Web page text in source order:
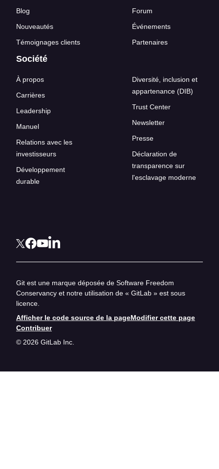
Blog
Nouveautés
Témoignages clients
Forum
Événements
Partenaires
Société
À propos
Carrières
Leadership
Manuel
Relations avec les
investisseurs
Développement
durable
Diversité, inclusion et
appartenance (DIB)
Trust Center
Newsletter
Presse
Déclaration de
transparence sur
l'esclavage moderne
Git est une marque déposée de Software Freedom
Conservancy et notre utilisation de « GitLab » est sous
licence.
Afficher le code source de la pageModifier cette page
Contribuer
© 2026 GitLab Inc.